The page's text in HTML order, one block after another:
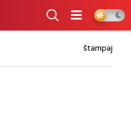
štampaj